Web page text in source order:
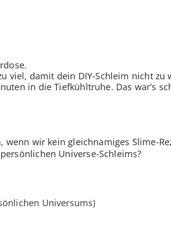
viel, damit dein DIY-Schleim nicht zu
in die Tiefkühltruhe. Das war’s
wir kein gleichnamiges Slime-
Universe-Schleims?
Universums)